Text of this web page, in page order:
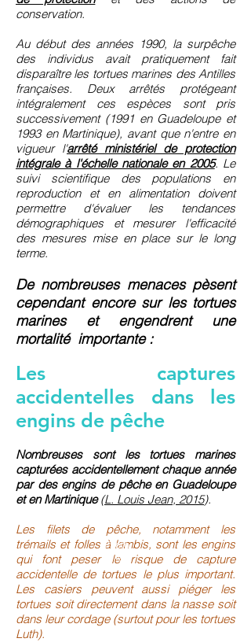
conservation.
Au début des années 1990, la surpêche
des individus avait pratiquement fait
disparaître les tortues marines des Antilles
françaises. Deux arrêtés protégeant
intégralement ces espèces sont pris
successivement (1991 en Guadeloupe et
1993 en Martinique), avant que n'entre en
vigueur l'arrêté ministériel de protection
intégrale à l'échelle nationale en 2005. Le
suivi scientifique des populations en
reproduction et en alimentation doivent
permettre d'évaluer les tendances
démographiques et mesurer l'efficacité
des mesures mise en place sur le long
terme.
De nombreuses menaces pèsent
cependant encore sur les tortues
marines et engendrent une
mortalité importante :
Les captures
accidentelles dans les
engins de pêche
Nombreuses sont les tortues marines
capturées accidentellement chaque année
par des engins de pêche en Guadeloupe
et en Martinique(L. Louis Jean, 2015).
Les filets de pêche, notamment les
trémails et folles à lambis, sont les engins
qui font peser le risque de capture
accidentelle de tortues le plus important.
Les casiers peuvent aussi piéger les
tortues soit directement dans la nasse soit
dans leur cordage (surtout pour les tortues
Luth).
Photo
RTMM